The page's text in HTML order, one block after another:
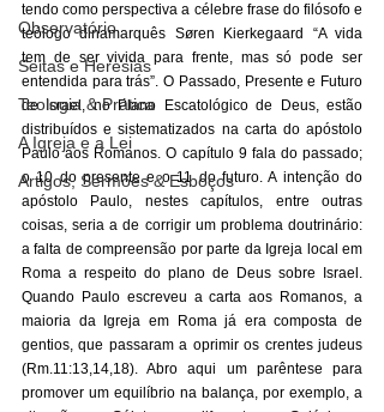
Observatório
Seitas e Heresias
Teologia & Prática
A Igreja e a Lei
Artigos, Sermões & Esboços
tendo como perspectiva a célebre frase do filósofo e
teólogo dinamarquês Søren Kierkegaard “A vida
tem de ser vivida para frente, mas só pode ser
entendida para trás”. O Passado, Presente e Futuro
de Israel, no Plano Escatológico de Deus, estão
distribuídos e sistematizados na carta do apóstolo
Paulo aos Romanos. O capítulo 9 fala do passado;
o 10 do presente e o 11 do futuro. A intenção do
apóstolo Paulo, nestes capítulos, entre outras
coisas, seria a de corrigir um problema doutrinário:
a falta de compreensão por parte da Igreja local em
Roma a respeito do plano de Deus sobre Israel.
Quando Paulo escreveu a carta aos Romanos, a
maioria da Igreja em Roma já era composta de
gentios, que passaram a oprimir os crentes judeus
(Rm.11:13,14,18). Abro aqui um parêntese para
promover um equilíbrio na balança, por exemplo, a